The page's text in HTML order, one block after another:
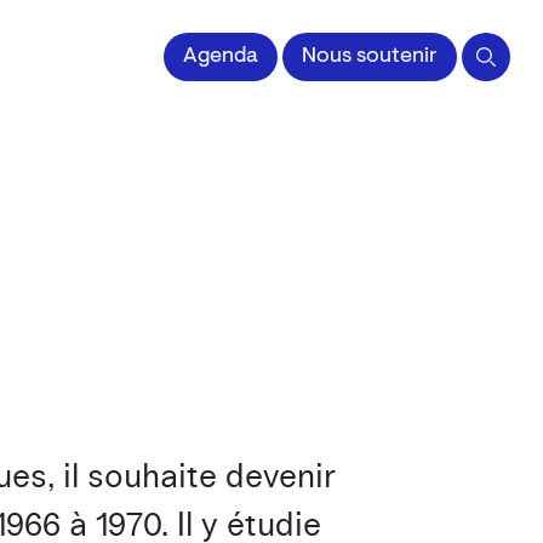
impriméeAgenda Nous soutenir
il souhaite devenir
à 1970. Il y étudie